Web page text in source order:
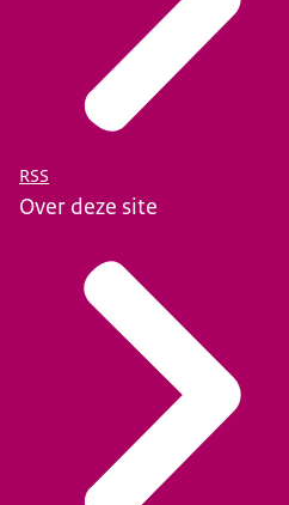
RSS
Over deze site